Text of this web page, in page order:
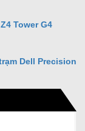
Tower G4
Dell Precision